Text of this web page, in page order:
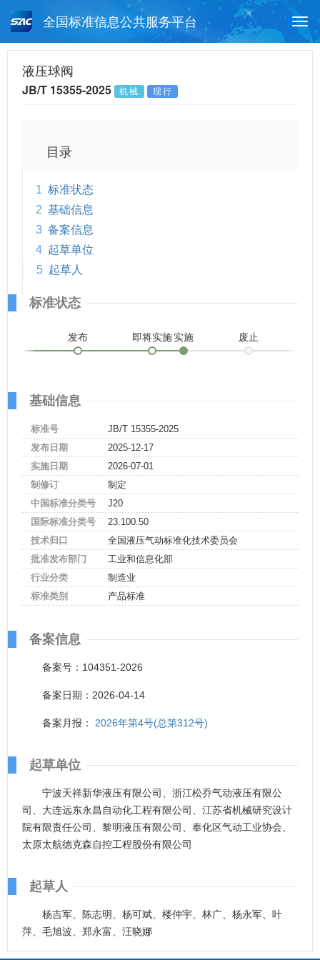
全国标准信息公共服务平台
月报查询 标准公告查询
液压球阀
JB/T 15355-2025 机械 现行
目录
1 标准状态
2 基础信息
3 备案信息
4 起草单位
5 起草人
标准状态
发布 即将实施实施 废止
基础信息
标准号
JB/T 15355-2025
发布日期
2025-12-17
实施日期
2026-07-01
制修订
制定
中国标准分类号
J20
国际标准分类号
23.100.50
技术归口
全国液压气动标准化技术委员会
批准发布部门
工业和信息化部
行业分类
制造业
标准类别
产品标准
备案信息
备案号：104351-2026
备案日期：2026-04-14
备案月报： 2026年第4号(总第312号)
起草单位
宁波天祥新华液压有限公司、浙江松乔气动液压有限公
司、大连远东永昌自动化工程有限公司、江苏省机械研究设计
院有限责任公司、黎明液压有限公司、奉化区气动工业协会、
太原太航德克森自控工程股份有限公司
起草人
杨吉军、陈志明、杨可斌、楼仲宇、林广、杨永军、叶
萍、毛旭波、郑永富、汪晓娜